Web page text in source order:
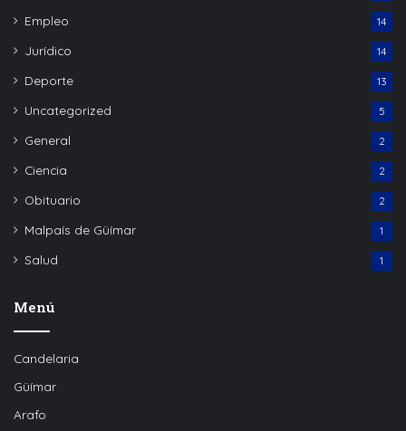
Empleo 14
Jurídico 14
Deporte 13
Uncategorized 5
General 2
Ciencia 2
Obituario 2
Malpaís de Güímar 1
Salud 1
Menú
Candelaria
Güímar
Arafo